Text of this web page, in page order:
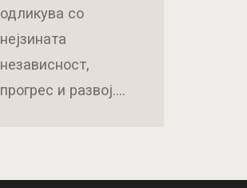
одликува со
нејзината
независност,
прогрес и развој.…